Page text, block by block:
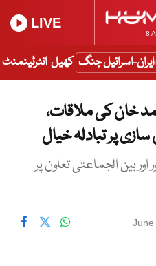
8
LIVE
ایران-اسرائیل جنگ کھیل انٹرٹینمنٹ
خان کی ملاقات،
پر تبادلہ خیال
بین الجماعتی تعاون پر
June